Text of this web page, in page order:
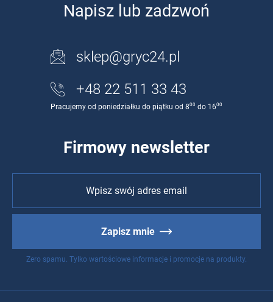
Napisz lub zadzwoń
sklep@gryc24.pl
+48 22 511 33 43
Pracujemy od poniedziałku do piątku od 800 do 1600
Firmowy newsletter
Zapisz mnie
Zero spamu. Tylko wartościowe informacje i promocje na produkty.